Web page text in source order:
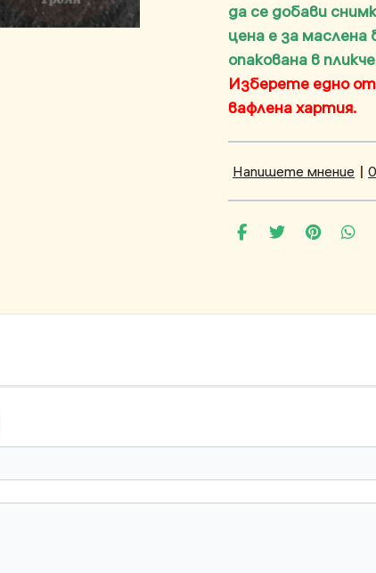
да се добави
цена е за
опакована в
Изберете едно
вафлена хартия.
Напишете мнение |